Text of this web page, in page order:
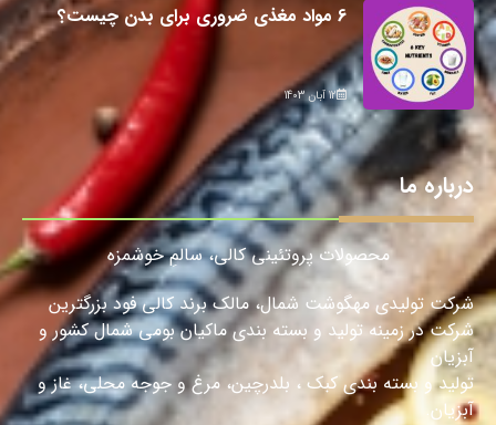
6 مواد مغذی ضروری برای بدن چیست؟
12 آبان 1403
درباره ما
محصولات پروتئینی کالی، سالمِ خوشمزه
شرکت تولیدی مهگوشت شمال، مالک برند کالی فود بزرگترین
شرکت در زمینه تولید و بسته بندی ماکیان بومی شمال کشور و
آبزیان
تولید و بسته بندی کبک ، بلدرچین، مرغ و جوجه محلی، غاز و
آبزیان.